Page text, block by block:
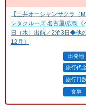
【三井オーシャンサクラ（
ンタクルーズ 名古屋/広島
日（水）出航／2泊3日◆他
12月〕
出発地
旅行代
旅行日
食事